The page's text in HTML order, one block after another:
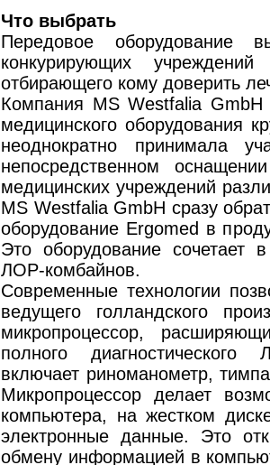
Что выбрать
Передовое оборудование
конкурирующих
отбирающего кому доверить
Компания MS Westfalia
медицинского оборудования
неоднократно принимала
непосредственном
медицинских учреждений
MS Westfalia GmbH сразу
оборудование Ergomed в
Это оборудование сочетает
ЛОР-комбайнов.
Современные технологии
ведущего голландского
микропроцессор,
полного
включает риноманометр,
Микропроцессор делает
компьютера, на жестком
электронные данные. Это
обмену информацией в